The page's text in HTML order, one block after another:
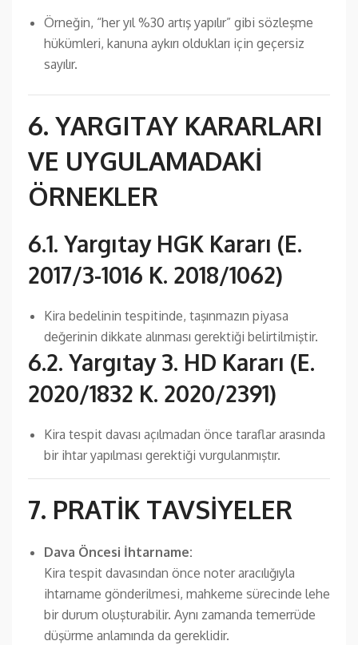
Örneğin, “her yıl %30 artış yapılır” gibi sözleşme
hükümleri, kanuna aykırı oldukları için geçersiz
sayılır.
6. YARGITAY KARARLARI
VE UYGULAMADAKİ
ÖRNEKLER
6.1. Yargıtay HGK Kararı (E.
2017/3-1016 K. 2018/1062)
Kira bedelinin tespitinde, taşınmazın piyasa
değerinin dikkate alınması gerektiği belirtilmiştir.
6.2. Yargıtay 3. HD Kararı (E.
2020/1832 K. 2020/2391)
Kira tespit davası açılmadan önce taraflar arasında
bir ihtar yapılması gerektiği vurgulanmıştır.
7. PRATİK TAVSİYELER
Dava Öncesi İhtarname:
Kira tespit davasından önce noter aracılığıyla
ihtarname gönderilmesi, mahkeme sürecinde lehe
bir durum oluşturabilir. Aynı zamanda temerrüde
düşürme anlamında da gereklidir.